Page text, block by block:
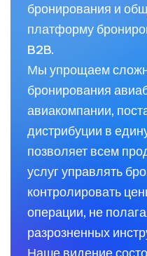
бронирования и
платформу
B2B.
Мы упрощаем
бронирования
авиакомпании,
дистрибуции в
позволяет всем
услуг управлять
контролировать
операции, не
разрозненных
Наше видение